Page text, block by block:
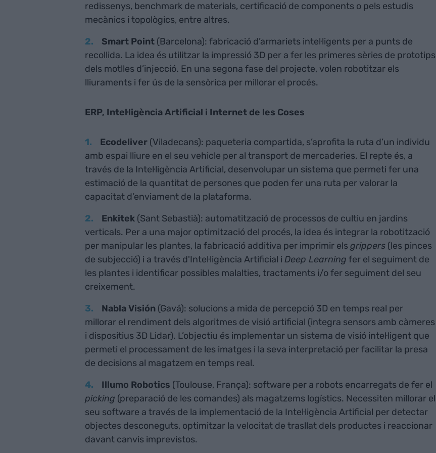
redissenys, benchmark de materials, certificació de components o pels estudis
mecànics i topològics, entre altres.
Smart Point(Barcelona): fabricació d’armariets intel·ligents per a punts de
recollida. La idea és utilitzar la impressió 3D per a fer les primeres sèries de prototips
dels motlles d’injecció. En una segona fase del projecte, volen robotitzar els
lliuraments i fer ús de la sensòrica per millorar el procés.
ERP, Intel·ligència Artificial i Internet de les Coses
Ecodeliver(Viladecans): paqueteria compartida, s’aprofita la ruta d’un individu
amb espai lliure en el seu vehicle per al transport de mercaderies. El repte és, a
través de la Intel·ligència Artificial, desenvolupar un sistema que permeti fer una
estimació de la quantitat de persones que poden fer una ruta per valorar la
capacitat d’enviament de la plataforma.
Enkitek(Sant Sebastià): automatització de processos de cultiu en jardins
verticals. Per a una major optimització del procés, la idea és integrar la robotització
per manipular les plantes, la fabricació additiva per imprimir elsgrippers(les pinces
de subjecció) i a través d'Intel·ligència Artificial i Deep Learning fer el seguiment de
les plantes i identificar possibles malalties, tractaments i/o fer seguiment del seu
creixement.
Nabla Visión (Gavá): solucions a mida de percepció 3D en temps real per
millorar el rendiment dels algoritmes de visió artificial (integra sensors amb càmeres
i dispositius 3D Lidar). L’objectiu és implementar un sistema de visió intel·ligent que
permeti el processament de les imatges i la seva interpretació per facilitar la presa
de decisions al magatzem en temps real.
Illumo Robotics (Toulouse, França): software per a robots encarregats de fer el
picking (preparació de les comandes) als magatzems logístics. Necessiten millorar el
seu software a través de la implementació de la Intel·ligència Artificial per detectar
objectes desconeguts, optimitzar la velocitat de trasllat dels productes i reaccionar
davant canvis imprevistos.